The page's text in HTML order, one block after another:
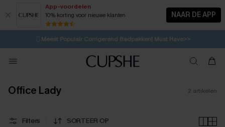
App-voordelen
10% korting voor nieuwe klanten NAAR DE APP
⚡️LAATSTE KANS | Tot 50% korting>>
🩱Meest Populair Corrigerend Badpakken| Must Have>>
💌Abonneer je & ontvang tot 15% korting>>
Koop 3, krijg 15% korting | CODE: SW15
Office Lady 2 artikelen
Filters SORTEER OP